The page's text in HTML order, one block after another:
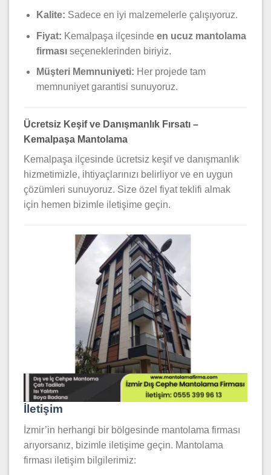
Kalite: Sadece en iyi malzemelerle çalışıyoruz.
Fiyat: Kemalpaşa ilçesinde en ucuz mantolama
firmasıseçeneklerinden biriyiz.
Müşteri Memnuniyeti: Her projede tam
memnuniyet garantisi sunuyoruz.
Ücretsiz Keşif ve Danışmanlık Fırsatı –
Kemalpaşa Mantolama
Kemalpaşa ilçesinde ücretsiz keşif ve danışmanlık
hizmetimizle, ihtiyaçlarınızı belirliyor ve en uygun
çözümleri sunuyoruz. Size özel fiyat teklifi almak
için hemen bizimle iletişime geçin.
İletişim
İzmir’in herhangi bir bölgesinde mantolama firması
arıyorsanız, bizimle iletişime geçin. Mantolama
firması iletişim bilgilerimiz: